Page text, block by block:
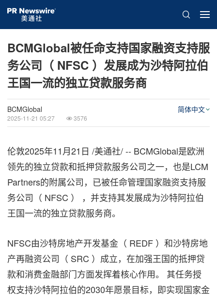
BCMGlobal被任命支持国家融资支持服
务公司（ NFSC ）发展成为沙特阿拉伯
王国一流的独立贷款服务商
BCMGlobal
2025-11-21 05:27 3576
简体中文
伦敦2025年11月21日 /美通社/ -- BCMGlobal是欧洲
领先的独立贷款和抵押贷款服务公司之一，也是LCM
Partners的附属公司，已被任命管理国家融资支持服
务公司（ NFSC ） ，并支持其发展成为沙特阿拉伯
王国一流的独立贷款服务商。
NFSC由沙特房地产开发基金（ REDF ）和沙特房地
产再融资公司（ SRC ）成立，在加强王国的抵押贷
款和消费金融部门方面发挥着核心作用。 其任务授
权支持沙特阿拉伯的2030年愿景目标，即实现国家金